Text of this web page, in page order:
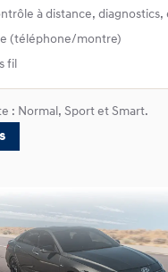
à distance, diagnostics,
(téléphone/montre)
fil
: Normal, Sport et Smart.